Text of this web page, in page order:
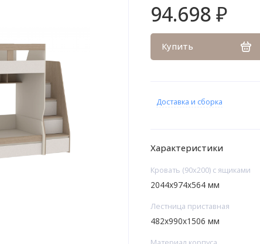
94.698 ₽
Купить
Доставка и сборка
Характеристики
Кровать (90х200) с ящиками
2044х974х564 мм
Лестница приставная
482х990х1506 мм